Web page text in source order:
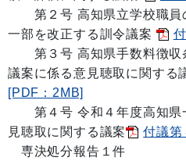
第２号 高知県立学校職
一部を改正する訓令議案
第３号 高知県手数料徴収
議案に係る意見聴取に関する
[PDF：2MB]
第４号 令和４年度高知
見聴取に関する議案
付議第
専決処分報告１件